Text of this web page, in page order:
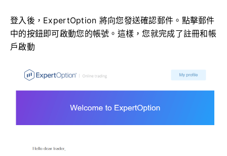
登入後，ExpertOption 將向您發送確認郵件。點擊郵件
中的按鈕即可啟動您的帳號。這樣，您就完成了註冊和帳
戶啟動